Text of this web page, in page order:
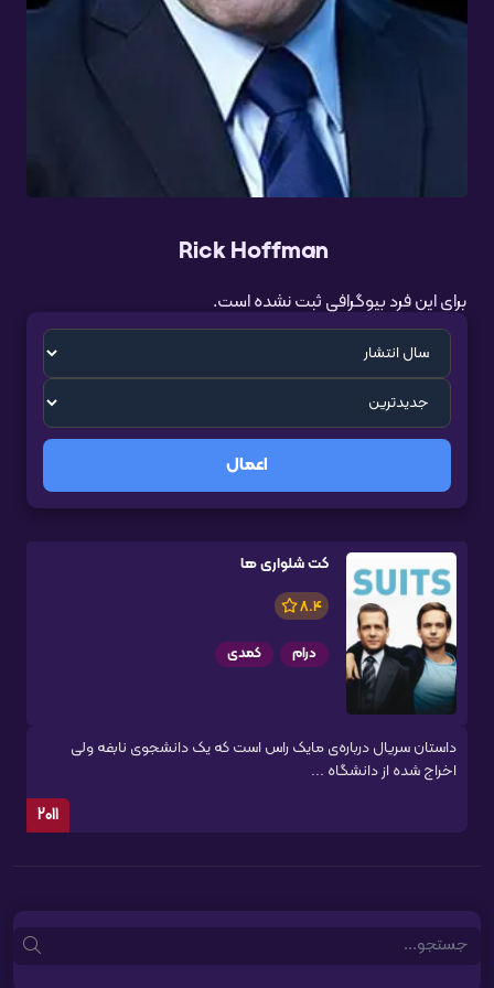
Rick Hoffman
برای این فرد بیوگرافی ثبت نشده است.
اعمال
کت شلواری ها
8.4
درام کمدی
داستان سریال درباره‌ی مایک راس است که یک دانشجوی نابغه ولی
اخراج شده از دانشگاه ...
2011
Search